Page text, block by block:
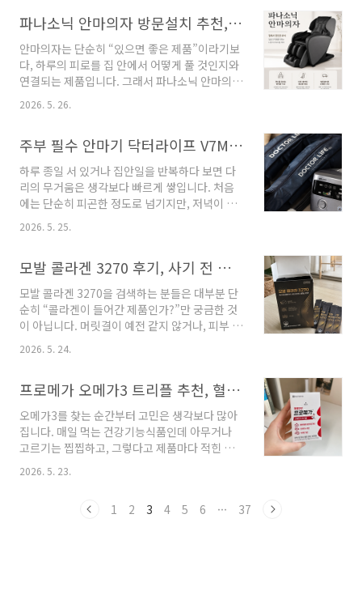
다. 팬에 양배추를 먼저 볶아 숨을 줄인 뒤 계란을
넣으면 수분과 익힘 정도를 조절하기 쉽습니다..
에는 부족합니다. 디자인, 공간감, 설치 방식, 사
용 편의성, 사후 교환·반품 조건까지 함께 확인해
야 후회 없는 선택에 가까워질 수 있습니다. 코웨
이 비렉스 페블체어 안마의자 방문설치는 이런
고민을 가진 분들이 비교 후보에 넣어볼 만한 제
품입니다. 감각적인 페블 디자인, 3D 안마 모듈,
함께 들어가 있어 “안마의자 같지 않은 안마의
자”를 찾는 분들에게 잘 맞을 수 있습니다. 이 ..
파나소닉 안마의자 방문설치 추천, 온라인으로 간편하게 확인할 구매 포인트
안마의자는 단순히 “있으면 좋은 제품”이라기보
다, 하루의 피로를 집 안에서 어떻게 풀 것인지와
연결되는 제품입니다. 그래서 파나소닉 안마의자
방문설치 상품을 검색하는 분들은 대부분 가격만
궁금한 것이 아니라, “우리 집에 놓아도 괜찮을
까”, “구매 후 방치하지 않고 자주 쓰게 될까”를
함께 고민하게 됩니다. 특히 안마의자는 부피가
크고 한 번 들이면 오래 쓰는 경우가 많기 때문에
신중하게 볼 필요가 있습니다. 이 글에서는 제공
된 상품 이미지와 ‘파나소닉 안마의자 방문설
치’라는 핵심 정보를 기준으로, 구매 전 확인해야
다. 이 포스팅은 쿠팡 파트너스 활동의 일환으로,
이에 따른 일정액의 수수료를 제공받습니다. 파
나소..
2026. 5. 26.
주부 필수 안마기 닥터라이프 V7MAX, 다리 피로 관리가 필요한 이유
하루 종일 서 있거나 집안일을 반복하다 보면 다
리의 무거움은 생각보다 빠르게 쌓입니다. 처음
에는 단순히 피곤한 정도로 넘기지만, 저녁이 되
면 종아리와 발바닥이 뻐근하고 허벅지까지 답답
하게 느껴지는 경우가 많습니다. 그래서 많은 분
지기를 검색하게 됩니다. 닥터라이프 V7MAX 공
기압 의료기기 종아리 다리 허벅지 발 혈액순환
마사지기 안마기는 이런 고민을 가진 분들이 살
펴볼 만한 제품입니다. 특히 이미지에서 확인되
는 구성은 V7MAX 본체, 원터치 4구 다리커프 좌
우, 더블호스, 발 지압대로 이루어져 있어 다리 중
은 쿠팡 파트너스 활동의 일환으로, 이에 따른 일
정액의 수수료를 제공받습니다.주부 필수 안마기
닥터라이..
2026. 5. 25.
모발 콜라겐 3270 후기, 사기 전 후회 줄이는 구매 포인트
모발 콜라겐 3270을 검색하는 분들은 대부분 단
순히 “콜라겐이 들어간 제품인가?”만 궁금한 것
이 아닙니다. 머릿결이 예전 같지 않거나, 피부 건
조함이 신경 쓰이거나, 이너뷰티 제품을 하나쯤
챙겨보고 싶은데 막상 어떤 제품을 골라야 할지
은 눈에 바로 보이는 가전제품이나 생활용품과
달리, 구매 전 고민이 더 길어질 수밖에 없습니다.
가격만 보고 고르기에는 성분 구성이 신경 쓰이
고, 후기만 보고 사기에는 내 몸에 잘 맞을지 확신
이 서지 않기 때문입니다. 이 글에서는 첨부된 상
품 이미지에서 확인되는 모발 콜라겐 3270의 구
점을 기준으로 정리하겠습니다. 이 포스팅은 쿠
2026. 5. 24.
프로메가 오메가3 트리플 추천, 혈행과 눈 건강을 함께 챙기고 싶다면
오메가3를 찾는 순간부터 고민은 생각보다 많아
집니다. 매일 먹는 건강기능식품인데 아무거나
고르기는 찝찝하고, 그렇다고 제품마다 적힌 문
구를 모두 비교하자니 무엇이 중요한 기준인지
헷갈리기 쉽습니다. 특히 혈행 건강, 혈중 중성지
면 “내가 지금 챙겨야 할 제품이 맞을까”라는 생
2026. 5. 23.
1 2 3 4 5 6 ··· 37